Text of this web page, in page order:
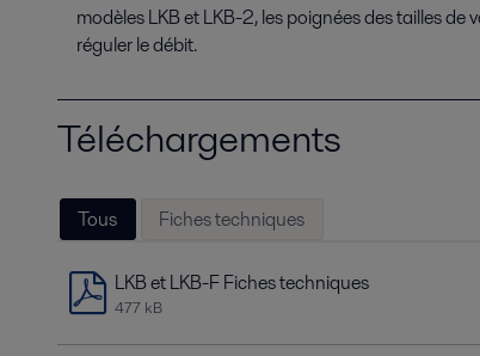
modèles LKB et LKB-2, les poignées des tailles
réguler le débit.
Téléchargements
Tous Fiches techniques
LKB et LKB-F Fiches techniques
477 kB